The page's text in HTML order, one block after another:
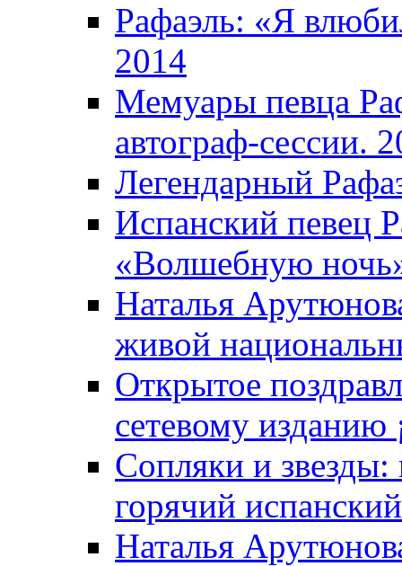
Рафаэль: «Я
2014
Мемуары певца
автограф-сессии.
Легендарный
Испанский певец
«Волшебную
Наталья
живой
Открытое
сетевому изданию
Сопляки и звезды:
горячий
Наталья